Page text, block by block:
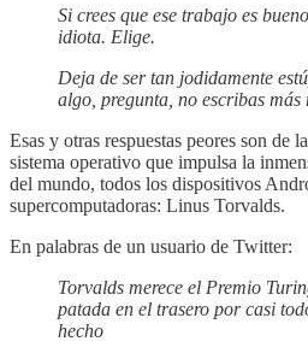
Si crees que ese trabajo es
idiota. Elige.
Deja de ser tan jodidamente
algo, pregunta, no escribas más
Esas y otras respuestas peores son de
sistema operativo que impulsa la
del mundo, todos los dispositivos
supercomputadoras: Linus Torvalds.
En palabras de un usuario de Twitter:
Torvalds merece el Premio
patada en el trasero por casi
hecho